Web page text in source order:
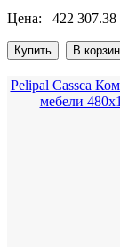
Цена: 422 307.38
Pelipal Cassca
мебели